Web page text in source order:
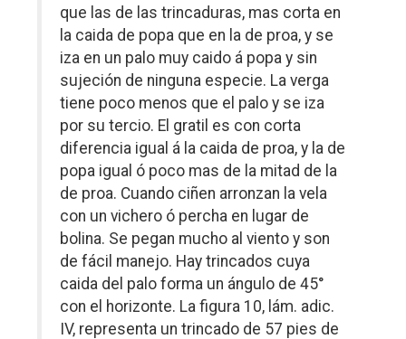
que las de las trincaduras, mas corta en
la caida de popa que en la de proa, y se
iza en un palo muy caido á popa y sin
sujeción de ninguna especie. La verga
tiene poco menos que el palo y se iza
por su tercio. El gratil es con corta
diferencia igual á la caida de proa, y la de
popa igual ó poco mas de la mitad de la
de proa. Cuando ciñen arronzan la vela
con un vichero ó percha en lugar de
bolina. Se pegan mucho al viento y son
de fácil manejo. Hay trincados cuya
caida del palo forma un ángulo de 45°
con el horizonte. La figura 10, lám. adic.
IV, representa un trincado de 57 pies de